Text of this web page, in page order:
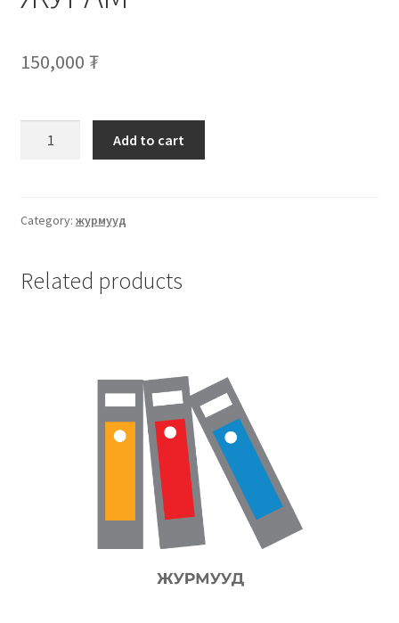
150,000 ₮
Add to cart
Category: журмууд
Related products